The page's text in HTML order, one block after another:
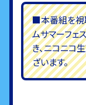
■本番組を視
ムサマーフェ
き、ニコニコ
ざいます。